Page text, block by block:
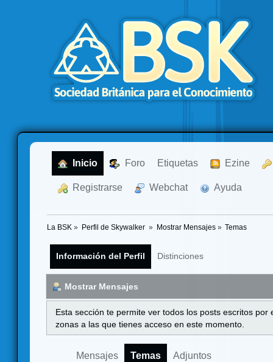
Inicio Foro Etiquetas Ezine
Registrarse Webchat Ayuda
La BSK » Perfil de Skywalker » Mostrar Mensajes» Temas
Información del Perfil Distinciones
Mostrar Mensajes
Esta sección te permite ver todos los posts escritos
zonas a las que tienes acceso en este momento.
Mensajes Temas Adjuntos